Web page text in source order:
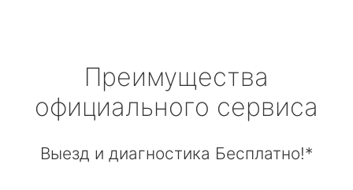
Преимущества
официального сервиса
Выезд и диагностика Бесплатно!*